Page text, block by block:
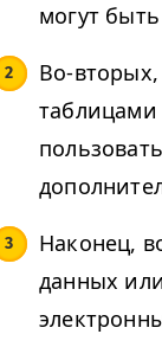
могут
Во-
Наконец,
данных